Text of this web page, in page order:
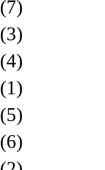
(7)
(3)
(4)
(1)
(5)
(6)